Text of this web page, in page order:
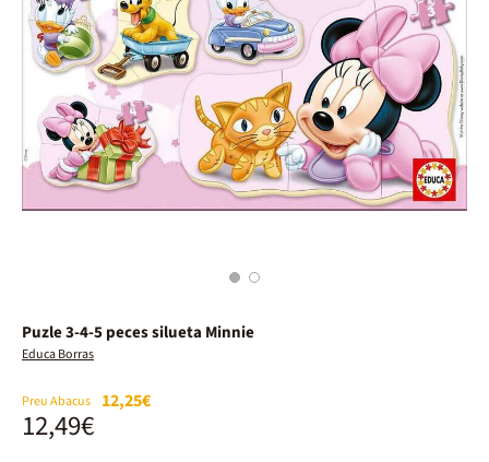
1 2
Puzle 3-4-5 peces silueta Minnie
Educa Borras
Preu Abacus 12,25€
12,49€